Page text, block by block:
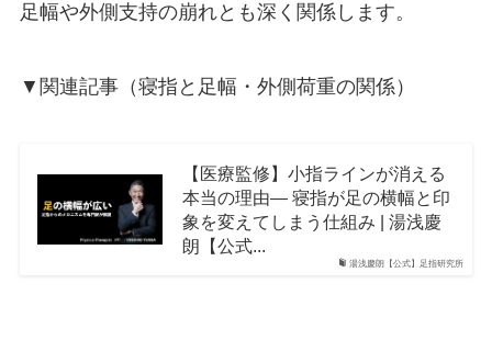
足幅や外側支持の崩れとも深く関係します。
▼関連記事（寝指と足幅・外側荷重の関係）
湯浅慶朗【公式】足指研究所
【医療監修】小指ラインが消える
本当の理由― 寝指が足の横幅と印
象を変えてしまう仕組み | 湯浅慶
朗【公式...